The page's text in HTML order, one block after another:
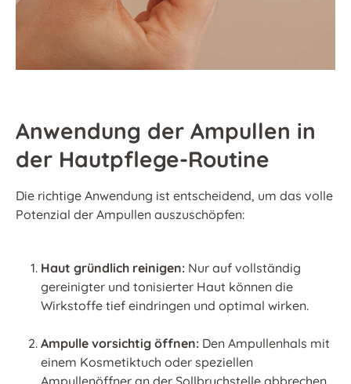
Anwendung der Ampullen in
der Hautpflege-Routine
Die richtige Anwendung ist entscheidend, um das volle
Potenzial der Ampullen auszuschöpfen:
Haut gründlich reinigen: Nur auf vollständig
gereinigter und tonisierter Haut können die
Wirkstoffe tief eindringen und optimal wirken.
Ampulle vorsichtig öffnen: Den Ampullenhals mit
einem Kosmetiktuch oder speziellen
Ampullenöffner an der Sollbruchstelle abbrechen